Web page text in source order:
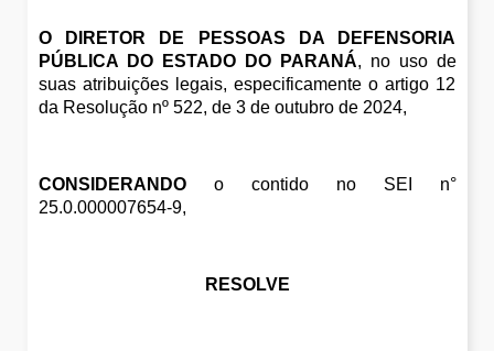
O DIRETOR DE PESSOAS DA DEFENSORIA
PÚBLICA DO ESTADO DO PARANÁ, no uso de
suas atribuições legais, especificamente o artigo 12
da Resolução nº 522, de 3 de outubro de 2024,
CONSIDERANDO o contido no SEI n°
25.0.000007654-9,
RESOLVE